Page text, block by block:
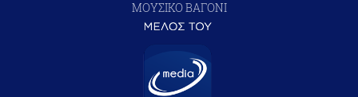
ΜΟΥΣΙΚΟ ΒΑΓΟΝΙ